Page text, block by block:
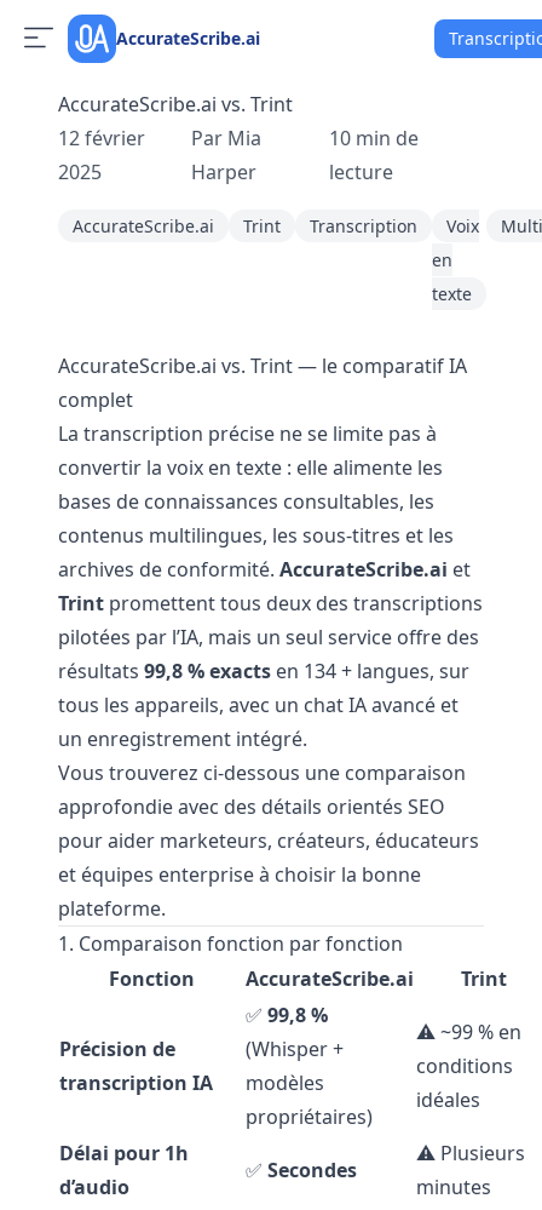
AccurateScribe.ai
AccurateScribe.ai vs. Trint
12 février
2025
Par Mia
Harper
10 min de
lecture
AccurateScribe.ai Trint Transcription
Voix
en
texte
AccurateScribe.ai vs. Trint — le comparatif IA
complet
La transcription précise ne se limite pas à
convertir la voix en texte : elle alimente les
bases de connaissances consultables, les
contenus multilingues, les sous-titres et les
archives de conformité. AccurateScribe.ai et
Trint promettent tous deux des transcriptions
pilotées par l’IA, mais un seul service offre des
résultats 99,8 % exacts en 134 + langues, sur
tous les appareils, avec un chat IA avancé et
un enregistrement intégré.
Vous trouverez ci-dessous une comparaison
approfondie avec des détails orientés SEO
pour aider marketeurs, créateurs, éducateurs
et équipes enterprise à choisir la bonne
plateforme.
1. Comparaison fonction par fonction
Fonction
AccurateScribe.ai Trint
Précision de
transcription IA
✅ 99,8 %
(Whisper +
modèles
propriétaires)
⚠️ ~99 % en
conditions
idéales
Délai pour 1h
d’audio
✅ Secondes
⚠️ Plusieurs
minutes